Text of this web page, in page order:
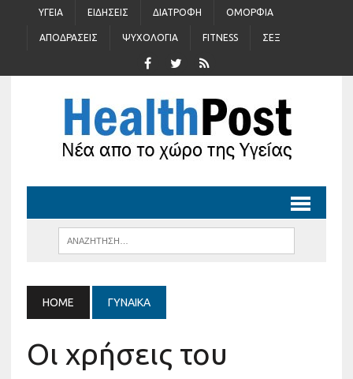
ΥΓΕΊΑ ΕΙΔΉΣΕΙΣ ΔΙΑΤΡΟΦΉ ΟΜΟΡΦΙΆ
ΑΠΟΔΡΆΣΕΙΣ ΨΥΧΟΛΟΓΊΑ FITNESS ΣΈΞ
HOME ΓΥΝΑΊΚΑ
Οι χρήσεις του